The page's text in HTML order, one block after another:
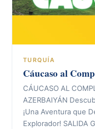
TURQUÍA
Cáucaso al
CÁUCASO AL
AZERBAIYÁN
¡Una Aventura que
Explorador! SALIDA